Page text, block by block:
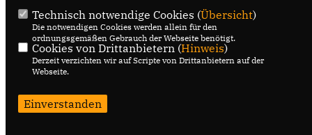
Technisch notwendige Cookies (Übersicht)
Die notwendigen Cookies werden allein für den
ordnungsgemäßen Gebrauch der Webseite benötigt.
Cookies von Drittanbietern (Hinweis)
Derzeit verzichten wir auf Scripte von Drittanbietern auf der
Webseite.
Einverstanden